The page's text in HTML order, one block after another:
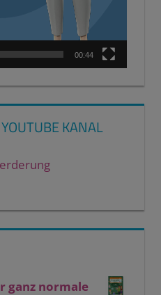
00:44
KANAL
ganz normale